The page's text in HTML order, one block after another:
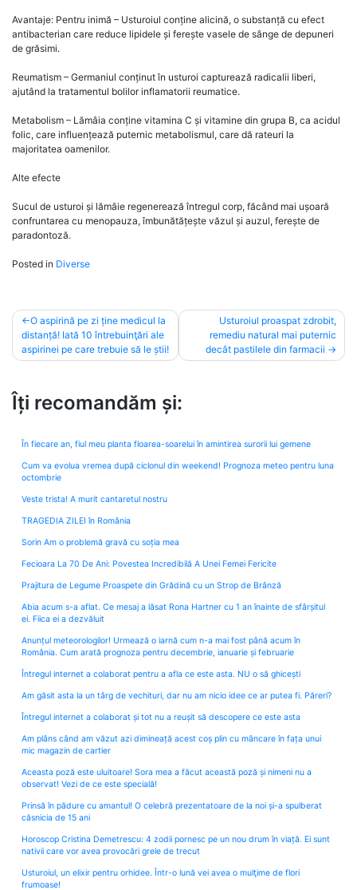
Avantaje: Pentru inimă – Usturoiul conține alicină, o substanță cu efect
antibacterian care reduce lipidele și ferește vasele de sânge de depuneri
de grăsimi.
Reumatism – Germaniul conținut în usturoi capturează radicalii liberi,
ajutând la tratamentul bolilor inflamatorii reumatice.
Metabolism – Lămâia conține vitamina C și vitamine din grupa B, ca acidul
folic, care influențează puternic metabolismul, care dă rateuri la
majoritatea oamenilor.
Alte efecte
Sucul de usturoi și lămâie regenerează întregul corp, făcând mai ușoară
confruntarea cu menopauza, îmbunătățește văzul și auzul, ferește de
paradontoză.
Posted in Diverse
Post
navigation
O aspirină pe zi ține medicul la
distanță! Iată 10 întrebuinţări ale
aspirinei pe care trebuie să le știi!
Usturoiul proaspat zdrobit,
remediu natural mai puternic
decât pastilele din farmacii
Îți recomandăm și:
În fiecare an, fiul meu planta floarea-soarelui în amintirea surorii lui gemene
Cum va evolua vremea după ciclonul din weekend! Prognoza meteo pentru luna
octombrie
Veste trista! A murit cantaretul nostru
TRAGEDIA ZILEI în România
Sorin Am o problemă gravă cu soția mea
Fecioara La 70 De Ani: Povestea Incredibilă A Unei Femei Fericite
Prajitura de Legume Proaspete din Grădină cu un Strop de Brânză
Abia acum s-a aflat. Ce mesaj a lăsat Rona Hartner cu 1 an înainte de sfârșitul
ei. Fiica ei a dezvăluit
Anunțul meteorologilor! Urmează o iarnă cum n-a mai fost până acum în
România. Cum arată prognoza pentru decembrie, ianuarie și februarie
Întregul internet a colaborat pentru a afla ce este asta. NU o să ghicești
Am găsit asta la un târg de vechituri, dar nu am nicio idee ce ar putea fi. Păreri?
Întregul internet a colaborat și tot nu a reușit să descopere ce este asta
Am plâns când am văzut azi dimineață acest coș plin cu mâncare în fața unui
mic magazin de cartier
Aceasta poză este uluitoare! Sora mea a făcut această poză și nimeni nu a
observat! Vezi de ce este specială!
Prinsă în pădure cu amantul! O celebră prezentatoare de la noi și-a spulberat
căsnicia de 15 ani
Horoscop Cristina Demetrescu: 4 zodii pornesc pe un nou drum în viață. Ei sunt
nativii care vor avea provocări grele de trecut
Usturoiul, un elixir pentru orhidee. Într-o lună vei avea o mulţime de flori
frumoase!